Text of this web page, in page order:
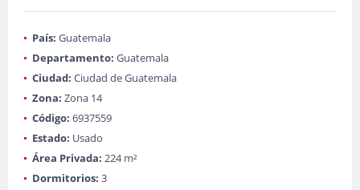
País: Guatemala
Departamento: Guatemala
Ciudad: Ciudad de Guatemala
Zona: Zona 14
Código: 6937559
Estado: Usado
Área Privada: 224 m²
Dormitorios: 3